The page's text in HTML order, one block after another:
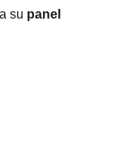
su panel